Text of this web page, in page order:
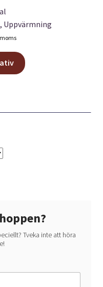
Uppvärmning
Den
här
Tveka inte att höra